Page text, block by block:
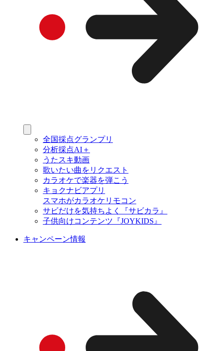
全国採点グランプリ
分析採点AI＋
うたスキ動画
歌いたい曲をリクエスト
カラオケで楽器を弾こう
キョクナビアプリ
スマホがカラオケリモコン
サビだけを気持ちよく『サビカラ』
子供向けコンテンツ『JOYKIDS』
キャンペーン情報